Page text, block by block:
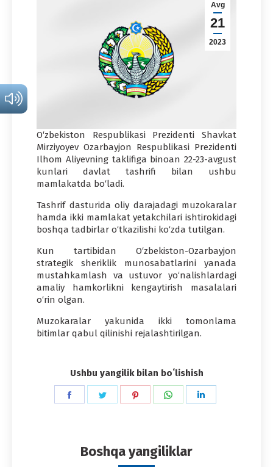
Avg
21
2023
O‘zbekiston Respublikasi Prezidenti Shavkat
Mirziyoyev Ozarbayjon Respublikasi Prezidenti
Ilhom Aliyevning taklifiga binoan 22-23-avgust
kunlari davlat tashrifi bilan ushbu
mamlakatda bo‘ladi.
Tashrif dasturida oliy darajadagi muzokaralar
hamda ikki mamlakat yetakchilari ishtirokidagi
boshqa tadbirlar o‘tkazilishi ko‘zda tutilgan.
Kun tartibidan O‘zbekiston-Ozarbayjon
strategik sheriklik munosabatlarini yanada
mustahkamlash va ustuvor yo‘nalishlardagi
amaliy hamkorlikni kengaytirish masalalari
o‘rin olgan.
Muzokaralar yakunida ikki tomonlama
bitimlar qabul qilinishi rejalashtirilgan.
Ushbu yangilik bilan boʻlishish
Share
Share
Share
Share
Boshqa yangiliklar